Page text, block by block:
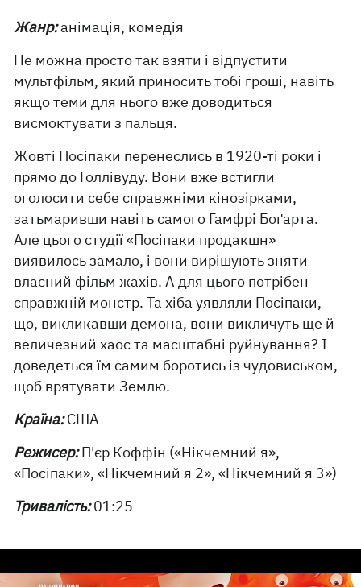
Жанр:анімація, комедія
Не можна просто так взяти і відпустити
мультфільм, який приносить тобі гроші, навіть
якщо теми для нього вже доводиться
висмоктувати з пальця.
Жовті Посіпаки перенеслись в 1920-ті роки і
прямо до Голлівуду. Вони вже встигли
оголосити себе справжніми кінозірками,
затьмаривши навіть самого Гамфрі Боґарта.
Але цього студії «Посіпаки продакшн»
виявилось замало, і вони вирішують зняти
власний фільм жахів. А для цього потрібен
справжній монстр. Та хіба уявляли Посіпаки,
що, викликавши демона, вони викличуть ще й
величезний хаос та масштабні руйнування? І
доведеться їм самим боротись із чудовиськом,
щоб врятувати Землю.
Країна:США
Режисер:П'єр Коффін («Нікчемний я»,
«Посіпаки», «Нікчемний я 2», «Нікчемний я 3»)
Тривалість:01:25